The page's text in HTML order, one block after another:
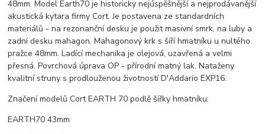
48mm. Model Earth70 je historicky nejúspěšnější a nejprodávanější
akustická kytara firmy Cort. Je postavena ze standardních
materiálů - na rezonanční desku je použit masivní smrk, na luby a
zadní desku mahagon. Mahagonový krk s šíří hmatníku u nultého
pražce 48mm. Ladící mechanika je olejová, uzavřená a velmi
přesná. Povrchová úprava OP - přírodní matný lak. Nataženy
kvalitní struny s prodlouženou životností D'Addario EXP16.
Značení modelů Cort EARTH 70 podlě šířky hmatníku:
EARTH70 43mm